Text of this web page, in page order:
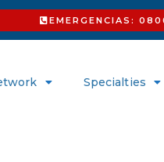
EMERGENCIAS:
Specialties